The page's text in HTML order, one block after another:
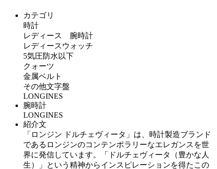
カテゴリ
時計
レディース 腕時計
レディースウォッチ
5気圧防水以下
クォーツ
金属ベルト
その他文字盤
LONGINES
腕時計
LONGINES
紹介文
「ロンジン ドルチェヴィータ」は、時計製造ブランド
であるロンジンのコンテンポラリーなエレガンスを世
界に発信しています。「ドルチェヴィータ（豊かな人
生）」という精神からインスピレーションを得たこの